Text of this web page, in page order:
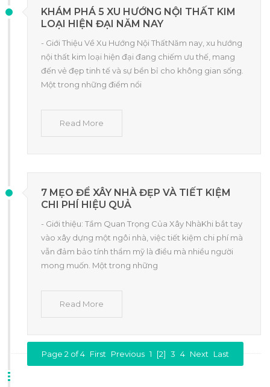
KHÁM PHÁ 5 XU HƯỚNG NỘI THẤT KIM
LOẠI HIỆN ĐẠI NĂM NAY
- Giới Thiệu Về Xu Hướng Nội ThấtNăm nay, xu hướng
nội thất kim loại hiện đại đang chiếm ưu thế, mang
đến vẻ đẹp tinh tế và sự bền bỉ cho không gian sống.
Một trong những điểm nổi
Read More
7 MẸO ĐỂ XÂY NHÀ ĐẸP VÀ TIẾT KIỆM
CHI PHÍ HIỆU QUẢ
- Giới thiệu: Tầm Quan Trọng Của Xây NhàKhi bắt tay
vào xây dựng một ngôi nhà, việc tiết kiệm chi phí mà
vẫn đảm bảo tính thẩm mỹ là điều mà nhiều người
mong muốn. Một trong những
Read More
Page 2 of 4 First Previous 1 [2] 3 4 Next Last